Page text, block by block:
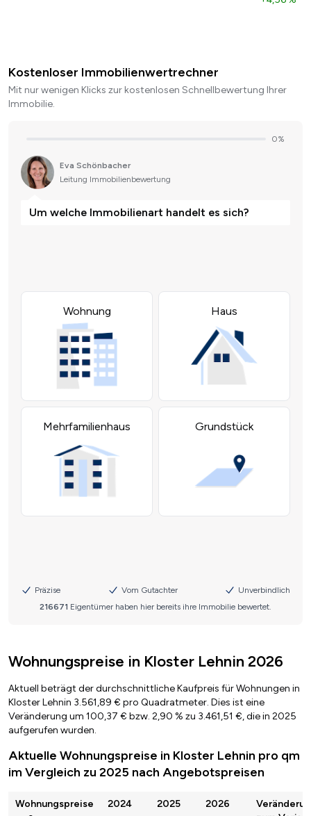
Kostenloser Immobilienwertrechner
Mit nur wenigen Klicks zur kostenlosen Schnellbewertung Ihrer
Immobilie.
Wohnungspreise in Kloster Lehnin 2026
Aktuell beträgt der durchschnittliche Kaufpreis für Wohnungen in
Kloster Lehnin 3.561,89 € pro Quadratmeter. Dies ist eine
Veränderung um 100,37 € bzw. 2,90 % zu 3.461,51 €, die in 2025
aufgerufen wurden.
Aktuelle Wohnungspreise in Kloster Lehnin pro qm
im Vergleich zu 2025 nach Angebotspreisen
Wohnungspreise
2024 2025 2026